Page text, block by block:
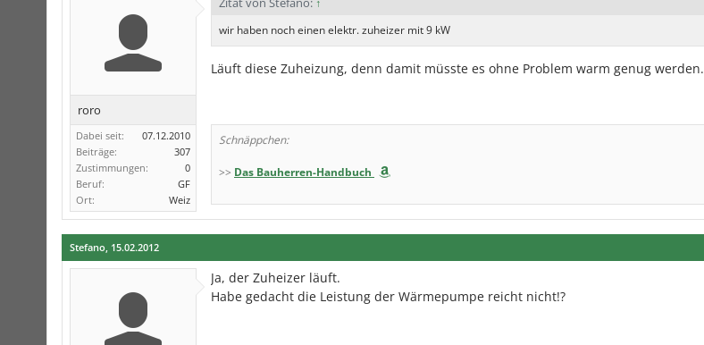
roro
Dabei seit:
07.12.2010
Beiträge:
307
Zustimmungen:
0
Beruf:
GF
Ort:
Weiz
wir haben noch einen elektr. zuheizer mit 9 kW
Läuft diese Zuheizung, denn damit müsste es ohne Problem warm genug werden.
Schnäppchen:
>> Das Bauherren-Handbuch
Stefano, 15.02.2012
Ja, der Zuheizer läuft.
Habe gedacht die Leistung der Wärmepumpe reicht nicht!?